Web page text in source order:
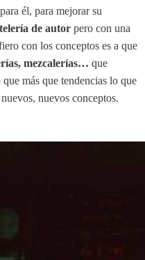
él, para mejorar su
de autor pero con una
con los conceptos es a que
mezcalerías… que
más que tendencias lo que
nuevos conceptos.